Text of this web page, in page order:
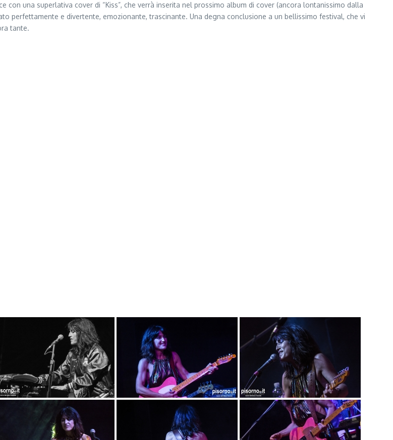
con una superlativa cover di “Kiss”, che verrà inserita nel prossimo album di cover (ancora lontanissimo dalla
perfettamente e divertente, emozionante, trascinante. Una degna conclusione a un bellissimo festival, che vi
tante.